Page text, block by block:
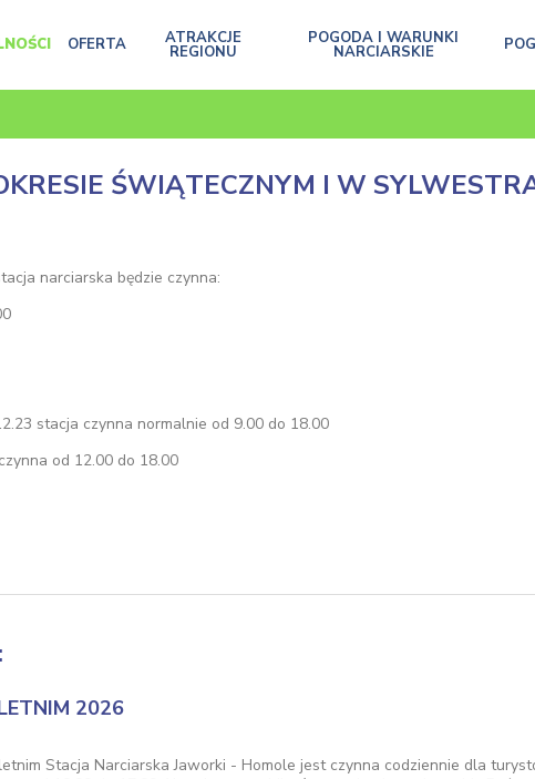
OFERTA ATRAKCJE
REGIONU
POGODA I WARUNKI
NARCIARSKIE
ŚWIĄTECZNYM I W
narciarska będzie czynna:
stacja czynna normalnie od 9.00 do 18.00
od 12.00 do 18.00
2026
Stacja Narciarska Jaworki - Homole jest czynna codziennie dla